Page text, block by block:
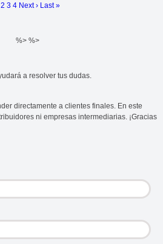
2 3 4 Next › Last »
%> %>
a resolver tus dudas.
directamente a clientes finales. En este
ni empresas intermediarias. ¡Gracias